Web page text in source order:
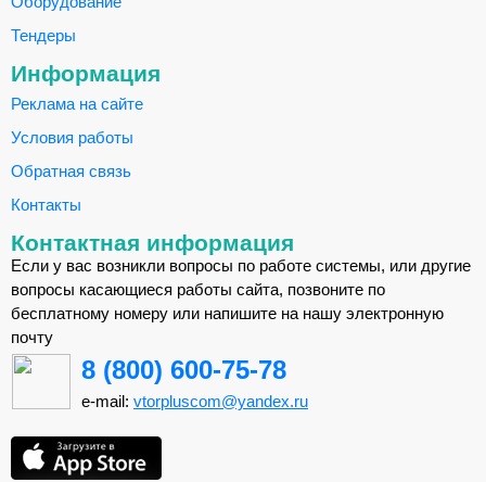
Тендеры
Информация
Реклама на сайте
Условия работы
Обратная связь
Контакты
Контактная информация
Если у вас возникли вопросы по работе системы, или другие
вопросы касающиеся работы сайта, позвоните по
бесплатному номеру или напишите на нашу электронную
почту
8 (800) 600-75-78
e-mail: vtorpluscom@yandex.ru